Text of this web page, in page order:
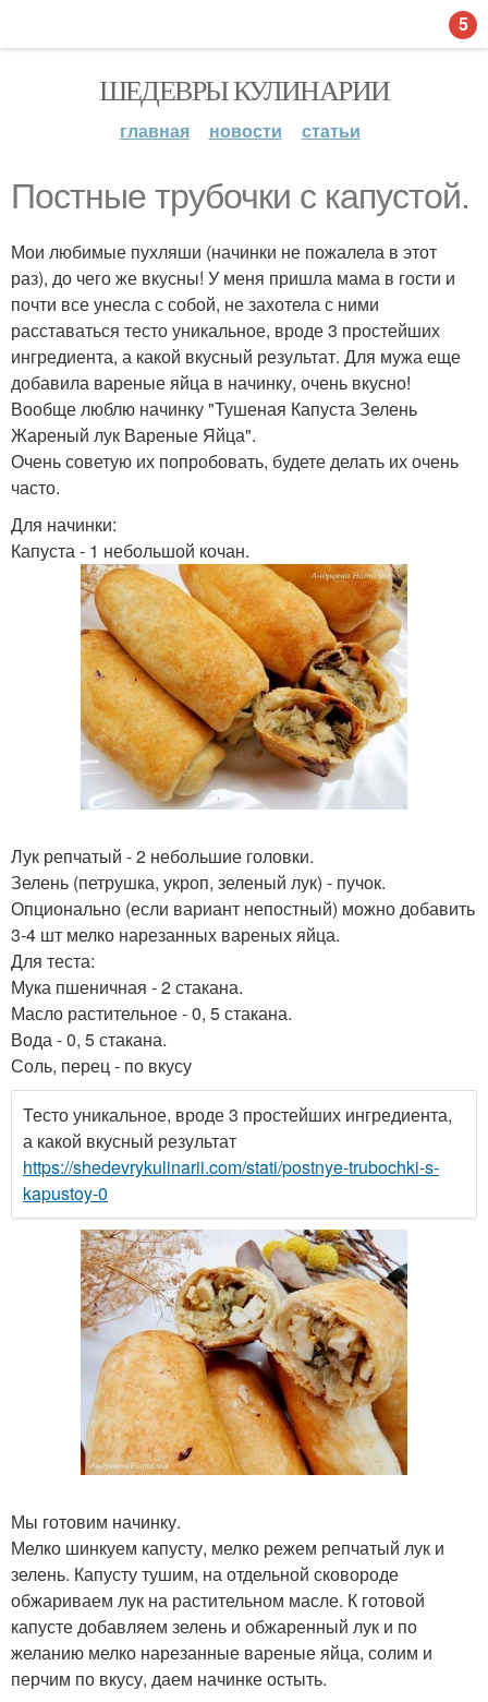
ШЕДЕВРЫ КУЛИНАРИИ
главная новости статьи
Постные трубочки с капустой.
Мои любимые пухляши (начинки не пожалела в этот
раз), до чего же вкусны! У меня пришла мама в гости и
почти все унесла с собой, не захотела с ними
расставаться тесто уникальное, вроде 3 простейших
ингредиента, а какой вкусный результат. Для мужа еще
добавила вареные яйца в начинку, очень вкусно!
Вообще люблю начинку "Тушеная Капуста Зелень
Жареный лук Вареные Яйца".
Очень советую их попробовать, будете делать их очень
часто.
Для начинки:
Капуста - 1 небольшой кочан.
Лук репчатый - 2 небольшие головки.
Зелень (петрушка, укроп, зеленый лук) - пучок.
Опционально (если вариант непостный) можно добавить
3-4 шт мелко нарезанных вареных яйца.
Для теста:
Мука пшеничная - 2 стакана.
Масло растительное - 0, 5 стакана.
Вода - 0, 5 стакана.
Соль, перец - по вкусу
Тесто уникальное, вроде 3 простейших ингредиента,
а какой вкусный результат
https://shedevrykulinarii.com/stati/postnye-trubochki-s-
kapustoy-0
Мы готовим начинку.
Мелко шинкуем капусту, мелко режем репчатый лук и
зелень. Капусту тушим, на отдельной сковороде
обжариваем лук на растительном масле. К готовой
капусте добавляем зелень и обжаренный лук и по
желанию мелко нарезанные вареные яйца, солим и
перчим по вкусу, даем начинке остыть.
5